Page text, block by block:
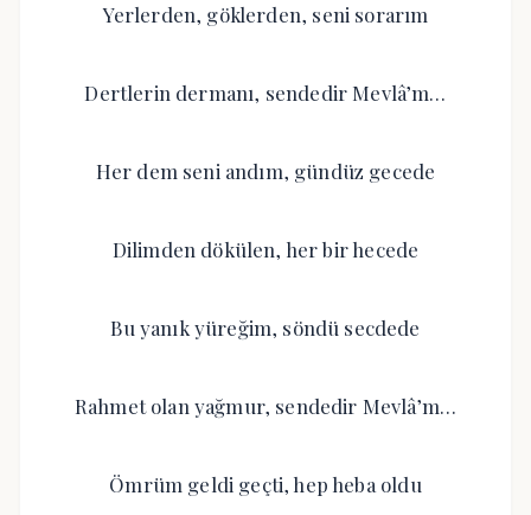
Yerlerden, göklerden, seni sorarım
Dertlerin dermanı, sendedir Mevlâ’m…
Her dem seni andım, gündüz gecede
Dilimden dökülen, her bir hecede
Bu yanık yüreğim, söndü secdede
Rahmet olan yağmur, sendedir Mevlâ’m…
Ömrüm geldi geçti, hep heba oldu